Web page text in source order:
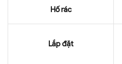
Hố rác
Lắp đặt